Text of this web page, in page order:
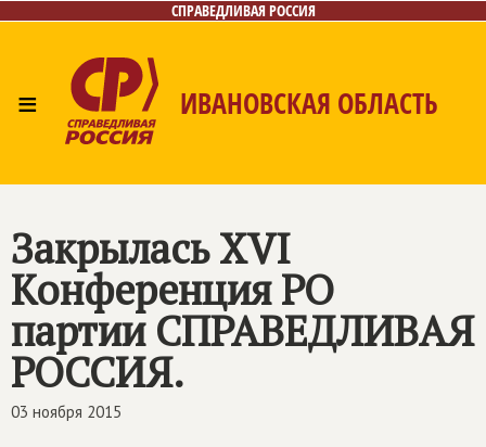
СПРАВЕДЛИВАЯ РОССИЯ
≡ ИВАНОВСКАЯ ОБЛАСТЬ
Контакты
Закрылась XVI
Конференция РО
партии СПРАВЕДЛИВАЯ
РОССИЯ.
03 ноября 2015